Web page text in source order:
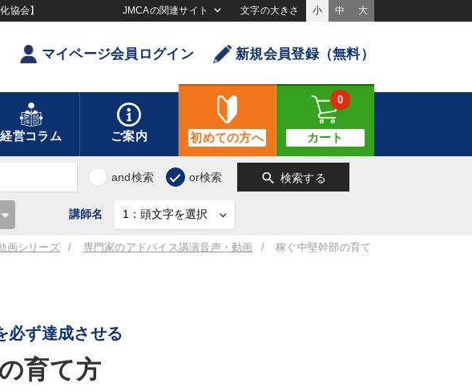
協会】 JMCAの関連サイト 文字の大きさ 小 中 大
マイページ会員ログイン 新規会員登録（無料）
経営コラム ご案内 初めての方へ カート
0
and検索 or検索 search 検索する
講師名
画シリーズ 専門家のアドバイス講演音声・動画
稼ぐ中堅幹部の育て
必ず達成させる
育て方